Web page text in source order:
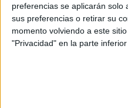
preferencias se aplicarán solo
sus preferencias o retirar su
momento volviendo a este
"Privacidad" en la parte
El Helipuerto
pasajeros en
POR PALOMA